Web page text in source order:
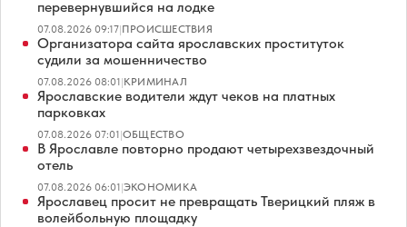
перевернувшийся на лодке
07.08.2026 09:17|ПРОИСШЕСТВИЯ
Организатора сайта ярославских проституток
судили за мошенничество
07.08.2026 08:01|КРИМИНАЛ
Ярославские водители ждут чеков на платных
парковках
07.08.2026 07:01|ОБЩЕСТВО
В Ярославле повторно продают четырехзвездочный
отель
07.08.2026 06:01|ЭКОНОМИКА
Ярославец просит не превращать Тверицкий пляж в
волейбольную площадку